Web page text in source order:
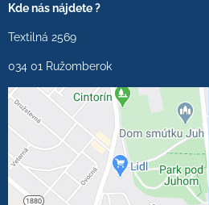
Kde nás nájdete ?
Textilná 2569
034 01 Ružomberok
Externý obsah je
blokovaný Voľbami
súkromia
Prajete si načítať externý